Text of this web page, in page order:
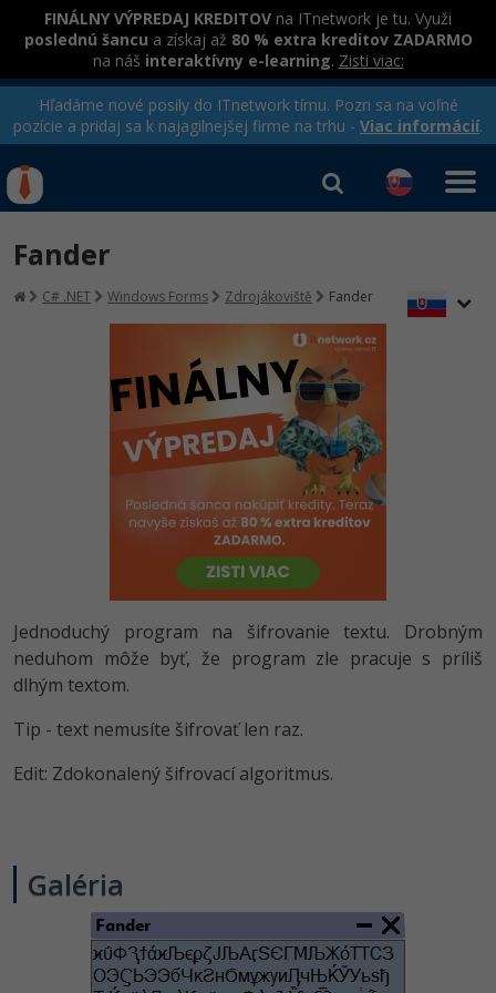
FINÁLNY VÝPREDAJ KREDITOV na ITnetwork je tu. Využi
poslednú šancu a získaj až 80 % extra kreditov ZADARMO
na náš interaktívny e-learning. Zisti viac:
Hľadáme nové posily do ITnetwork tímu. Pozri sa na voľné
pozície a pridaj sa k najagilnejšej firme na trhu - Viac informácií.
hradené úradom práce
Kurzy programovania
Ako začať?
-80%
C# .NET -80%
Python -80%
JavaScript -80%
PHP
C++ -80%
Swift -80%
Kotlin -80%
VB.NET
SQL
-80%
Prihlásiť sa|
Fander
C# .NET Windows Forms Zdrojákoviště Fander
Jednoduchý program na šifrovanie textu. Drobným
neduhom môže byť, že program zle pracuje s príliš
dlhým textom.
Tip - text nemusíte šifrovať len raz.
Edit: Zdokonalený šifrovací algoritmus.
Galéria